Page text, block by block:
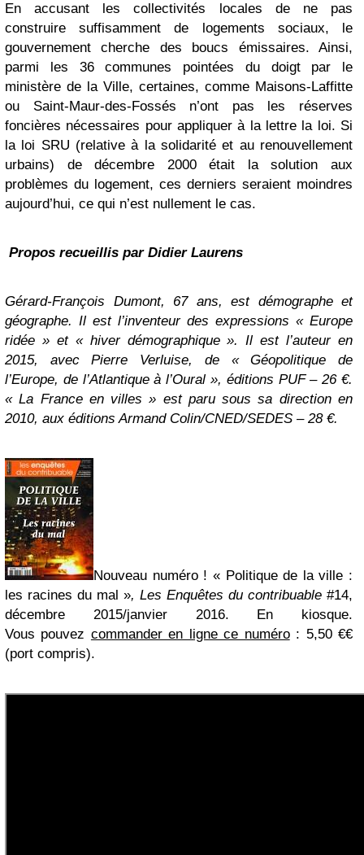
En accusant les collectivités locales de ne pas
construire suffisamment de logements sociaux, le
gouvernement cherche des boucs émissaires. Ainsi,
parmi les 36 communes pointées du doigt par le
ministère de la Ville, certaines, comme Maisons-Laffitte
ou Saint-Maur-des-Fossés n’ont pas les réserves
foncières nécessaires pour appliquer à la lettre la loi. Si
la loi SRU (relative à la solidarité et au renouvellement
urbains) de décembre 2000 était la solution aux
problèmes du logement, ces derniers seraient moindres
aujourd’hui, ce qui n’est nullement le cas.
Propos recueillis par Didier Laurens
Gérard-François Dumont, 67 ans, est démographe et
géographe. Il est l’inventeur des expressions « Europe
ridée » et « hiver démographique ». Il est l’auteur en
2015, avec Pierre Verluise, de « Géopolitique de
l’Europe, de l’Atlantique à l’Oural », éditions PUF – 26 €.
« La France en villes » est paru sous sa direction en
2010, aux éditions Armand Colin/CNED/SEDES – 28 €.
Nouveau numéro ! « Politique de la ville :
les racines du mal », Les Enquêtes du contribuable #14,
décembre 2015/janvier 2016. En kiosque.
Vous pouvez commander en ligne ce numéro: 5,50 €€
(port compris).